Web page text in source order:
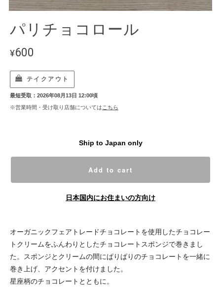
パリチョコロール
¥600
テイクアウト
最短受取：2026年08月13日 12:00頃
※営業時間・受け取り店舗については こちら
Ship to Japan only
Add to cart
日本国内にお住まいの方向け
オーガニックフェアトレードチョコレートを使用したチョコレー
トクリームをふんわりとしたチョコレートスポンジで巻きまし
た。スポンジとクリームの間にぱりぱりのチョコレートを一緒に
巻き上げ、アクセントを付けました。
星座柄のチョコレートとともに。